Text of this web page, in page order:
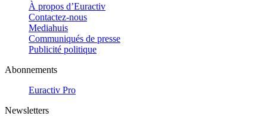
À propos d’Euractiv
Contactez-nous
Mediahuis
Communiqués de presse
Publicité politique
Abonnements
Euractiv Pro
Newsletters